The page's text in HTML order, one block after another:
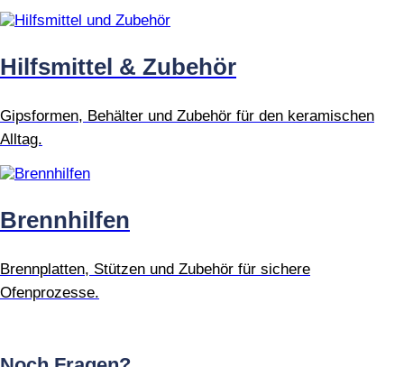
Hilfsmittel & Zubehör
Gipsformen, Behälter und Zubehör für den keramischen
Alltag.
Brennhilfen
Brennplatten, Stützen und Zubehör für sichere
Ofenprozesse.